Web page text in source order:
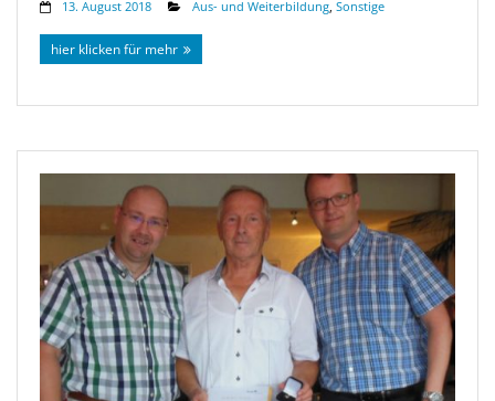
13. August 2018 Aus- und Weiterbildung Sonstige
hier klicken für mehr